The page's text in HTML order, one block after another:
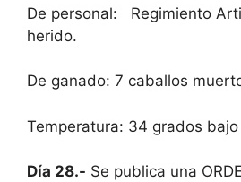
De personal: Regimiento
herido.
De ganado: 7 caballos
Temperatura: 34 grados bajo
Día 28.- Se publica una